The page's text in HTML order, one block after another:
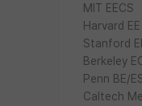
MIT EECS
Harvard
Stanford
Berkeley
Penn BE/
Caltech